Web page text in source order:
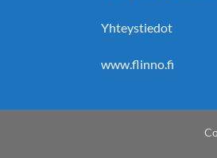
Yhteystiedot
www.flinno.fi